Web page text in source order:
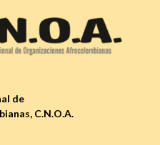
de
C.N.O.A.